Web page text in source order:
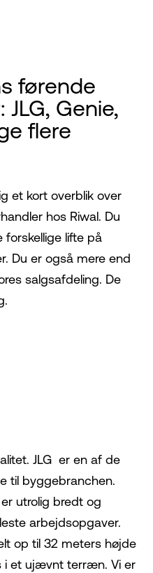
førende
Genie,
flere
et kort overblik over
hos Riwal. Du
lifte på
Du er også mere end
salgsafdeling. De
JLG er en af de
til byggebranchen.
utrolig bredt og
arbejdsopgaver.
op til 32 meters højde
i et ujævnt terræn. Vi er